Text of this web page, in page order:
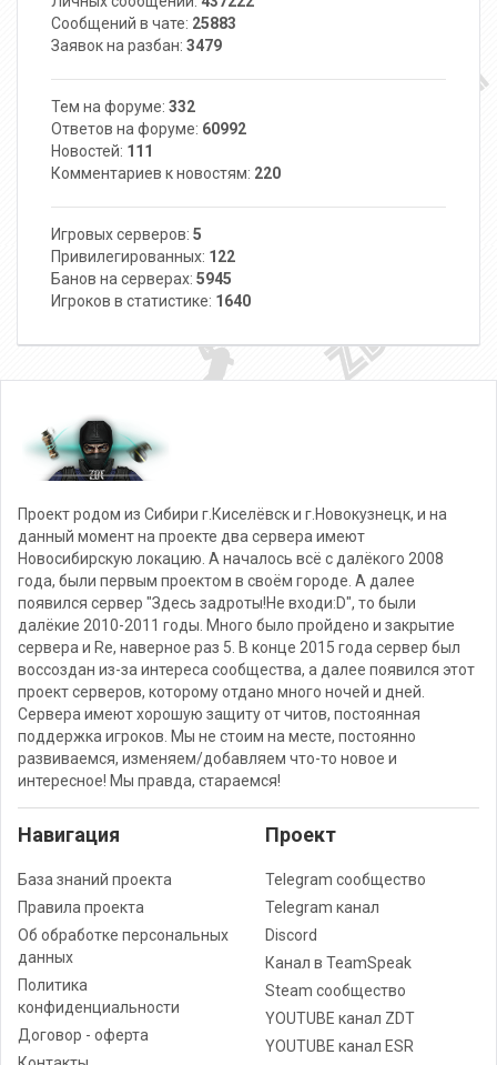
Сообщений в чате: 25883
Заявок на разбан: 3479
Тем на форуме: 332
Ответов на форуме: 60992
Новостей: 111
Комментариев к новостям: 220
Игровых серверов: 5
Привилегированных: 122
Банов на серверах: 5945
Игроков в статистике: 1640
Проект родом из Сибири г.Киселёвск и г.Новокузнецк, и на
данный момент на проекте два сервера имеют
Новосибирскую локацию. А началось всё с далёкого 2008
года, были первым проектом в своём городе. А далее
появился сервер "Здесь задроты!Не входи:D", то были
далёкие 2010-2011 годы. Много было пройдено и закрытие
сервера и Re, наверное раз 5. В конце 2015 года сервер был
воссоздан из-за интереса сообщества, а далее появился этот
проект серверов, которому отдано много ночей и дней.
Сервера имеют хорошую защиту от читов, постоянная
поддержка игроков. Мы не стоим на месте, постоянно
развиваемся, изменяем/добавляем что-то новое и
интересное! Мы правда, стараемся!
Навигация
База знаний проекта
Правила проекта
Об обработке персональных
данных
Политика
конфиденциальности
Договор - оферта
Проект
Telegram сообщество
Telegram канал
Discord
Канал в TeamSpeak
Steam сообщество
YOUTUBE канал ZDT
YOUTUBE канал ESR